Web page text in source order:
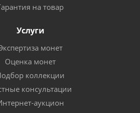
на товар
Услуги
монет
Оценка монет
коллекции
консультации
аукцион